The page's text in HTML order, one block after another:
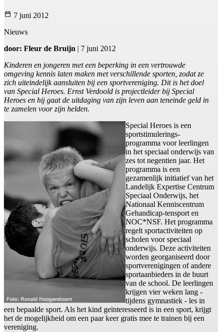
7 juni 2012
Nieuws
door: Fleur de Bruijn | 7 juni 2012
Kinderen en jongeren met een beperking in een vertrouwde
omgeving kennis laten maken met verschillende sporten, zodat ze
zich uiteindelijk aansluiten bij een sportvereniging. Dit is het doel
van Special Heroes. Ernst Verdoold is projectleider bij Special
Heroes en hij gaat de uitdaging van zijn leven aan teneinde geld in
te zamelen voor zijn helden.
Special Heroes is een
sportstimulerings-
programma voor leerlingen
in het speciaal onderwijs van
zes tot negentien jaar. Het
programma is een
gezamenlijk initiatief van het
Landelijk Expertise Centrum
Speciaal Onderwijs, het
Nationaal Kenniscentrum
Gehandicap-tensport en
NOC*NSF. Het programma
regelt sportactiviteiten op
scholen voor speciaal
onderwijs. Deze activiteiten
worden georganiseerd door
sportverenigingen of andere
sportaanbieders in de buurt
van de school. De leerlingen
krijgen vier weken lang -
tijdens gymnastiek - les in
een bepaalde sport. Als het kind geïnteresseerd is in een sport, krijgt
het de mogelijkheid om een paar keer gratis mee te trainen bij een
vereniging.